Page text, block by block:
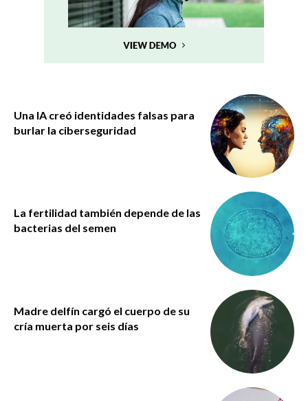
Una IA creó identidades falsas para
burlar la ciberseguridad
La fertilidad también depende de las
bacterias del semen
Madre delfín cargó el cuerpo de su
cría muerta por seis días